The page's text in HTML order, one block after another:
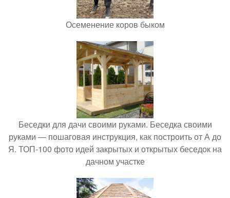
Осеменение коров быком
Беседки для дачи своими руками. Беседка своими
руками — пошаговая инструкция, как построить от А до
Я. ТОП-100 фото идей закрытых и открытых беседок на
дачном участке